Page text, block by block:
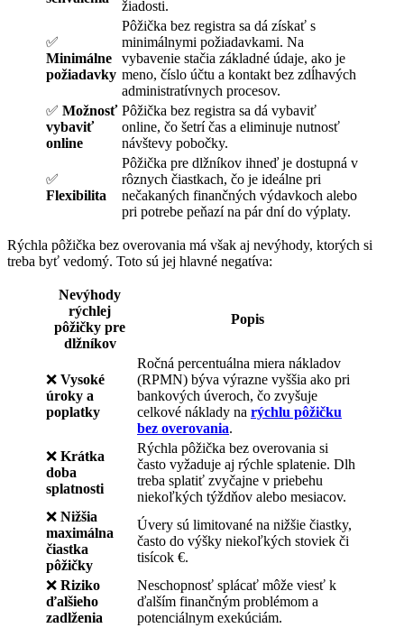
žiadosti.
✅
Minimálne
požiadavky
Pôžička bez registra sa dá získať s
minimálnymi požiadavkami. Na
vybavenie stačia základné údaje, ako je
meno, číslo účtu a kontakt bez zdĺhavých
administratívnych procesov.
✅ Možnosť
vybaviť
online
Pôžička bez registra sa dá vybaviť
online, čo šetrí čas a eliminuje nutnosť
návštevy pobočky.
✅
Flexibilita
Pôžička pre dlžníkov ihneď je dostupná v
rôznych čiastkach, čo je ideálne pri
nečakaných finančných výdavkoch alebo
pri potrebe peňazí na pár dní do výplaty.
Rýchla pôžička bez overovania má však aj nevýhody, ktorých si
treba byť vedomý. Toto sú jej hlavné negatíva:
Nevýhody
rýchlej
pôžičky pre
dlžníkov
Popis
❌ Vysoké
úroky a
poplatky
Ročná percentuálna miera nákladov
(RPMN) býva výrazne vyššia ako pri
bankových úveroch, čo zvyšuje
celkové náklady na rýchlu pôžičku
bez overovania.
❌ Krátka
doba
splatnosti
Rýchla pôžička bez overovania si
často vyžaduje aj rýchle splatenie. Dlh
treba splatiť zvyčajne v priebehu
niekoľkých týždňov alebo mesiacov.
❌ Nižšia
maximálna
čiastka
pôžičky
Úvery sú limitované na nižšie čiastky,
často do výšky niekoľkých stoviek či
tisícok €.
❌ Riziko
ďalšieho
zadlženia
Neschopnosť splácať môže viesť k
ďalším finančným problémom a
potenciálnym exekúciám.